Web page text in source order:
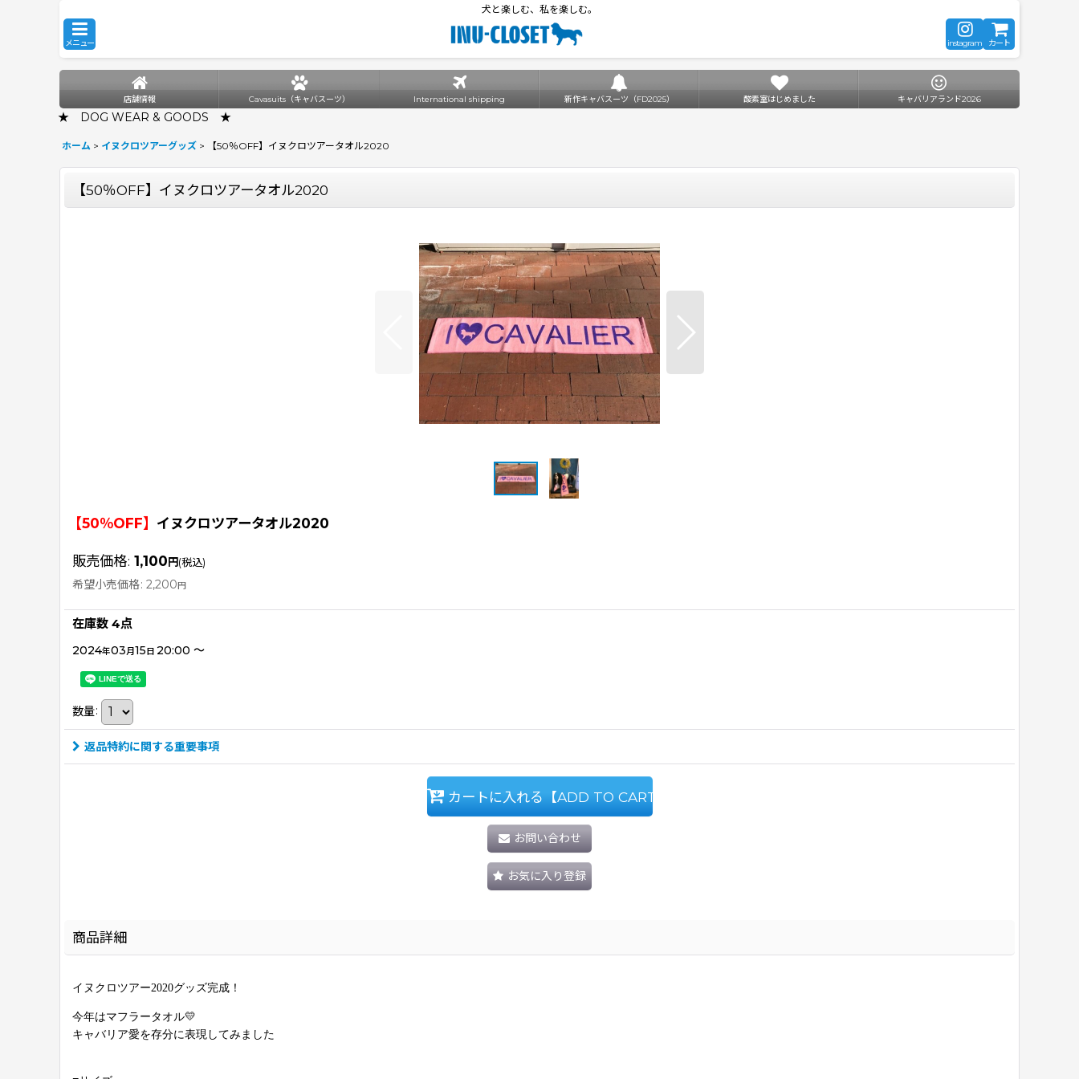
犬と楽しむ、私を楽しむ。
メニュー instagram カート
店舗情報 Cavasuits（キャバスーツ） International shipping 新作キャバスーツ（FD2025） 酸素室はじめました キャバリアランド2026
★ DOG WEAR & GOODS ★
ホーム > イヌクロツアーグッズ > 【50％OFF】イヌクロツアータオル2020
【50％OFF】イヌクロツアータオル2020
【50％OFF】 イヌクロツアータオル2020
販売価格: 1,100円(税込)
希望小売価格: 2,200円
在庫数 4点
2024年03月 15日 20:00 ～
数量:
返品特約に関する重要事項
カートに入れる【ADD TO CART】
お問い合わせ
お気に入り登録
商品詳細
イヌクロツアー2020グッズ完成！
今年はマフラータオル💛
キャバリア愛を存分に表現してみました